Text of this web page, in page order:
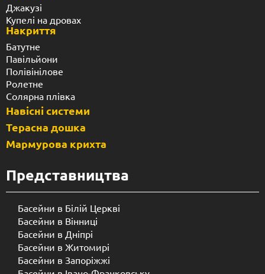
Джакузі
Купелі на дровах
Накриття
Батутне
Павільйони
Полівінілове
Ролетне
Солярна плівка
Навісні системи
Терасна дошка
Мармурова крихта
Представництва
Басейни в Білій Церкві
Басейни в Вінниці
Басейни в Дніпрі
Басейни в Житомирі
Басейни в Запоріжжі